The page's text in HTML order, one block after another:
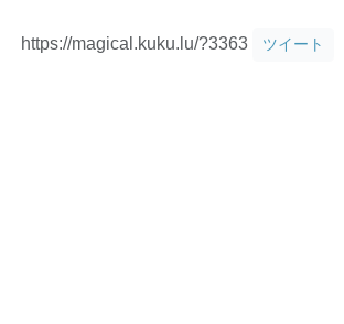
https://magical.kuku.lu/?3363 ツイート